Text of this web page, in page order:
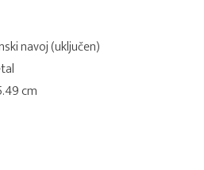
navoj (uključen)
cm